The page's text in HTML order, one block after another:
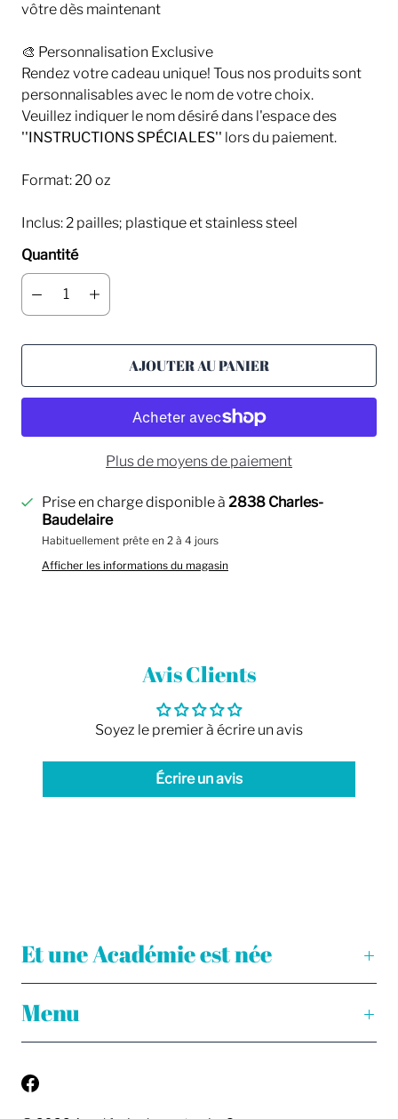
vôtre dès maintenant
🎨 Personnalisation Exclusive
Rendez votre cadeau unique! Tous nos produits sont
personnalisables avec le nom de votre choix.
Veuillez indiquer le nom désiré dans l'espace des
''INSTRUCTIONS SPÉCIALES'' lors du paiement.
Format: 20 oz
Inclus: 2 pailles; plastique et stainless steel
Quantité
AJOUTER AU PANIER
Plus de moyens de paiement
Prise en charge disponible à 2838 Charles-
Baudelaire
Habituellement prête en 2 à 4 jours
Afficher les informations du magasin
Avis Clients
Soyez le premier à écrire un avis
Écrire un avis
Et une Académie est née
Menu